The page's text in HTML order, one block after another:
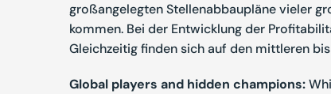
großangelegten Stellenabbaupläne vieler
kommen. Bei der Entwicklung der
Gleichzeitig finden sich auf den mittleren
Global players and hidden champions: